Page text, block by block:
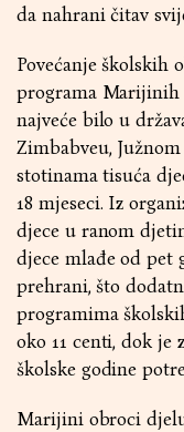
da nahrani čitav
Povećanje školskih
programa Marijinih
najveće bilo u
Zimbabveu,
stotinama tisuća
18 mjeseci. Iz
djece u ranom
djece mlađe od pet
prehrani, što
programima
oko 11 centi, dok je
školske godine
Marijini obroci